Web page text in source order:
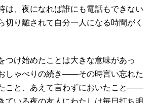
は、夜になれば誰にも電話もできない
切り離されて自分一人になる時間がく
つけ始めたことは大きな意味があっ
しゃべりの続き――その時言い忘れた
こと、あえて言わずにおいたこと――
ている夜の友人にわたしは毎日打ち明